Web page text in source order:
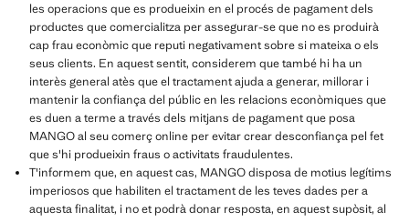
les operacions que es produeixin en el procés de pagament dels
productes que comercialitza per assegurar-se que no es produirà
cap frau econòmic que reputi negativament sobre si mateixa o els
seus clients. En aquest sentit, considerem que també hi ha un
interès general atès que el tractament ajuda a generar, millorar i
mantenir la confiança del públic en les relacions econòmiques que
es duen a terme a través dels mitjans de pagament que posa
MANGO al seu comerç online per evitar crear desconfiança pel fet
que s'hi produeixin fraus o activitats fraudulentes.
T'informem que, en aquest cas, MANGO disposa de motius legítims
imperiosos que habiliten el tractament de les teves dades per a
aquesta finalitat, i no et podrà donar resposta, en aquest supòsit, al